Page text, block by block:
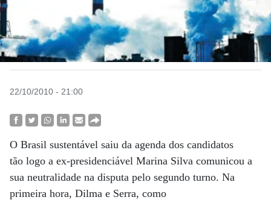
22/10/2010 - 21:00
O Brasil sustentável saiu da agenda dos candidatos
tão logo a ex-presidenciável Marina Silva comunicou a
sua neutralidade na disputa pelo segundo turno. Na
primeira hora, Dilma e Serra, como